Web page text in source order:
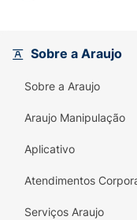
Sobre a Araujo
Sobre a Araujo
Araujo Manipulação
Aplicativo
Atendimentos
Serviços Araujo